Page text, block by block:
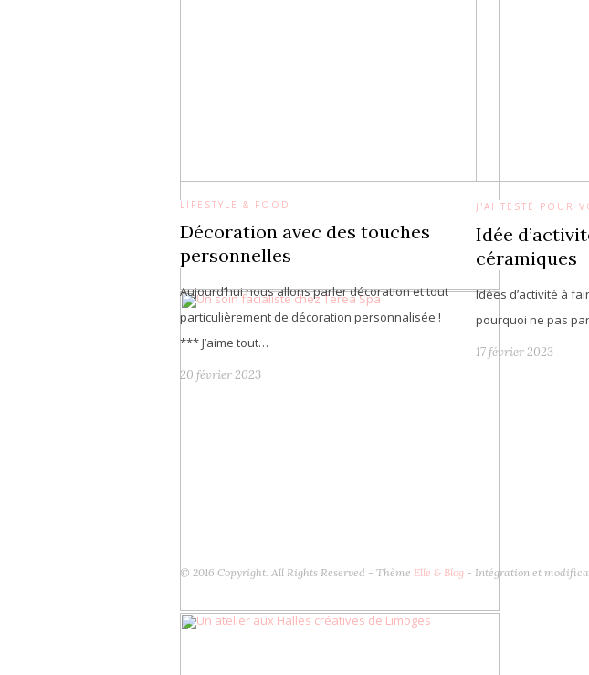
LIFESTYLE & FOOD
Décoration avec des touches
personnelles
Aujourd’hui nous allons parler décoration et tout
particulièrement de décoration personnalisée !
*** J’aime tout…
20 février 2023
J'AI TESTÉ POUR
Idée
céramiques
Idées d’activité à
pourquoi ne pas
17 février 2023
© 2016 Copyright. All Rights Reserved - Thème Elle & Blog - Intégration et